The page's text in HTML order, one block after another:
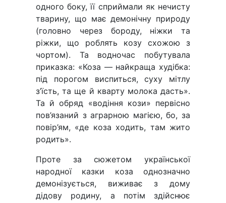
одного боку, її сприймали як нечисту
тварину, що має демонічну природу
(головно через бороду, ніжки та
ріжки, що роблять козу схожою з
чортом). Та водночас побутувала
приказка: «Коза — найкраща худібка:
під порогом виспиться, суху мітлу
з’їсть, та ще й кварту молока дасть».
Та й обряд «водіння кози» первісно
пов’язаний з аграрною магією, бо, за
повір’ям, «де коза ходить, там жито
родить».
Проте за сюжетом української
народної казки коза однозначно
демонізується, виживає з дому
дідову родину, а потім здійснює